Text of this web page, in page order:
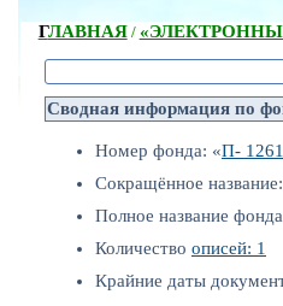
ГЛАВНАЯ/
Сводная информация по
Номер фонда: «П- 1261
Сокращённое
Полное название
Количество описей: 1
Крайние даты